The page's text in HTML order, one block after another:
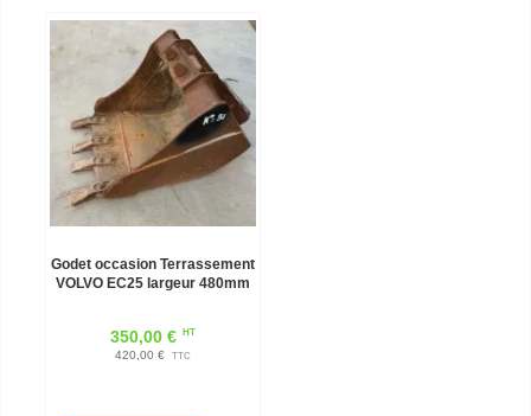
Godet occasion Terrassement
VOLVO EC25 largeur 480mm
350,00 € HT
420,00 € TTC